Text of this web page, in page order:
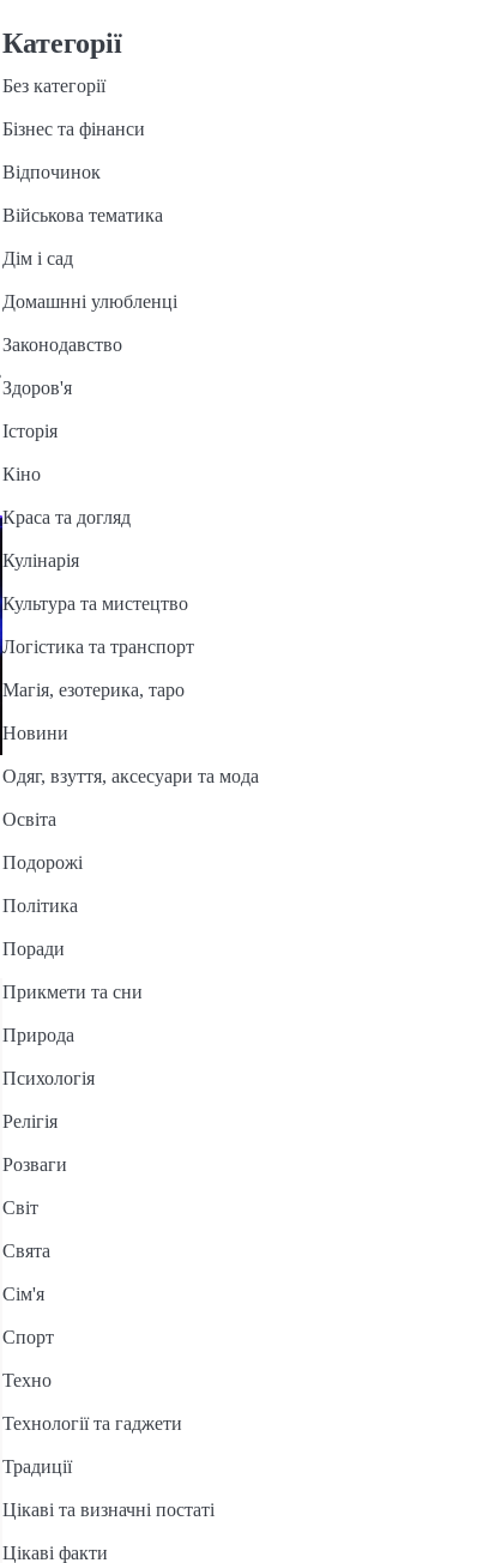
Категорії
Без категорії
Бізнес та фінанси
Відпочинок
Військова тематика
Дім і сад
Домашнні улюбленці
Законодавство
Здоров'я
Історія
Кіно
Краса та догляд
Кулінарія
Культура та мистецтво
Логістика та транспорт
Магія, езотерика, таро
Новини
Одяг, взуття, аксесуари та мода
Освіта
Подорожі
Політика
Поради
Прикмети та сни
Природа
Психологія
Релігія
Розваги
Світ
Свята
Сім'я
Спорт
Техно
Технології та гаджети
Традиції
Цікаві та визначні постаті
Цікаві факти